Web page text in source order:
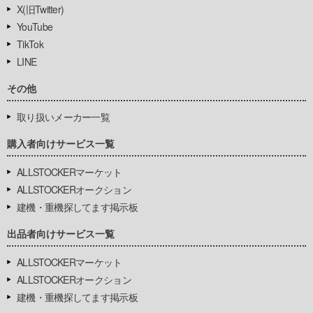
X(旧Twitter)
YouTube
TikTok
LINE
その他
取り扱いメーカー一覧
購入者向けサービス一覧
ALLSTOCKERマーケット
ALLSTOCKERオークション
建機・重機探してます掲示板
出品者向けサービス一覧
ALLSTOCKERマーケット
ALLSTOCKERオークション
建機・重機探してます掲示板